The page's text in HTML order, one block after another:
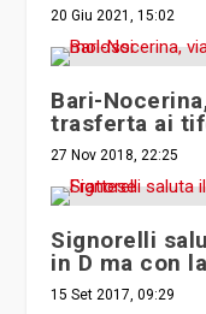
20 Giu 2021, 15:02
Bari-
trasferta ai
27 Nov 2018, 22:25
Signorelli
in D ma con
15 Set 2017, 09:29